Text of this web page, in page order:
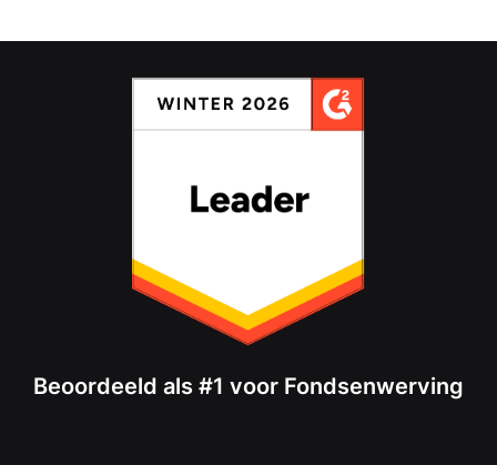
Beoordeeld als #1 voor Fondsenwerving